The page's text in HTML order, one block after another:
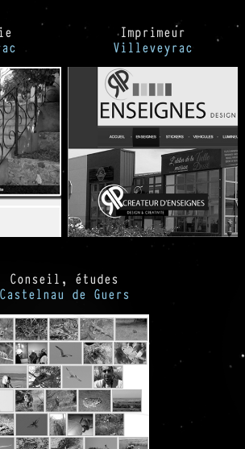
Imprimeur
Villeveyrac
Conseil, études
Castelnau de Guers